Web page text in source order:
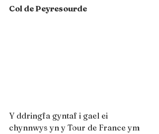
Col de Peyresourde
Y ddringfa gyntaf i gael ei
chynnwys yn y Tour de France ym